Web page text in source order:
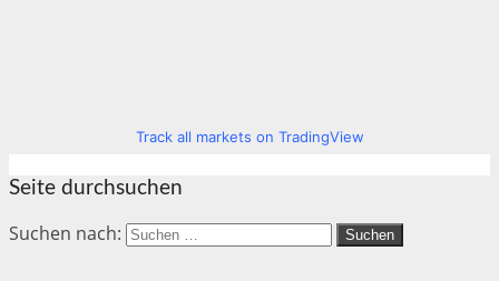
Track all markets on TradingView
Seite durchsuchen
Suchen nach: